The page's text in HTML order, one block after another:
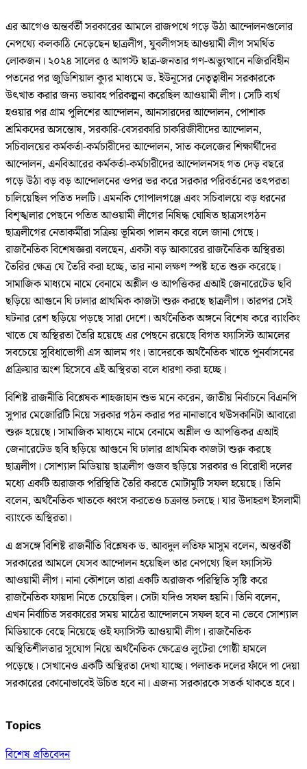
এর আগেও অন্তর্বর্তী সরকারের আমলে রাজপথে গড়ে উঠা আন্দোলনগুলোর
নেপথ্যে কলকাঠি নেড়েছেন ছাত্রলীগ, যুবলীগসহ আওয়ামী লীগ সমর্থিত
লোকজন। ২০২৪ সালের ৫ আগস্ট ছাত্র-জনতার গণ-অভ্যুত্থানে নজিরবিহীন
পতনের পর জুডিশিয়াল ক্যুর মাধ্যমে ড. ইউনূসের নেতৃত্বাধীন সরকারকে
উৎখাত করার জন্য ভয়াবহ পরিকল্পনা করেছিল আওয়ামী লীগ। সেটি ব্যর্থ
হওয়ার পর গ্রাম পুলিশের আন্দোলন, আনসারদের আন্দোলন, পোশাক
শ্রমিকদের অসন্তোষ, সরকারি-বেসরকারি চাকরিজীবীদের আন্দোলন,
সচিবালয়ের কর্মকর্তা-কর্মচারীদের আন্দোলন, সাত কলেজের শিক্ষার্থীদের
আন্দোলন, এনবিআরের কর্মকর্তা-কর্মচারীদের আন্দোলনসহ গত দেড় বছরে
গড়ে উঠা বড় বড় আন্দোলনের ওপর ভর করে সরকার পরিবর্তনের তৎপরতা
চালিয়েছিল পতিত দলটি। এমনকি গোপালগঞ্জে এবং সচিবালয়ে বড় ধরনের
বিশৃঙ্খলার পেছনে পতিত আওয়ামী লীগের নিষিদ্ধ ঘোষিত ছাত্রসংগঠন
ছাত্রলীগের নেতাকর্মীরা সক্রিয় ভূমিকা পালন করে বলে জানা গেছে।
রাজনৈতিক বিশেষজ্ঞরা বলছেন, একটা বড় আকারের রাজনৈতিক অস্থিরতা
তৈরির ক্ষেত্র যে তৈরি করা হচ্ছে, তার নানা লক্ষণ স্পষ্ট হতে শুরু করেছে।
সামাজিক মাধ্যমে নামে বেনামে অশ্লীল ও আপত্তিকর এআই জেনারেটেড ছবি
ছড়িয়ে আগুনে ঘি ঢালার প্রাথমিক কাজটা শুরু করছে ছাত্রলীগ। তারপর সেই
ঘটনার রেশ ছড়িয়ে পড়ছে সারা দেশে। অর্থনৈতিক অঙ্গনে বিশেষ করে ব্যাংকিং
খাতে যে অস্থিরতা তৈরি হয়েছে এর পেছনে রয়েছে বিগত ফ্যাসিস্ট আমলের
সবচেয়ে সুবিধাভোগী এস আলম গং। তাদেরকে অর্থনৈতিক খাতে পুনর্বাসনের
প্রক্রিয়ার অংশ হিসেবে এই অস্থিরতা বলে ধারণা করা হচ্ছে।
বিশিষ্ট রাজনীতি বিশ্লেষক শাহজাহান শুভ মনে করেন, জাতীয় নির্বাচনে বিএনপি
সুপার মেজোরিটি নিয়ে সরকার গঠন করার পর নানাভাবে থউসকানিটা আবারো
শুরু হয়েছে। সামাজিক মাধ্যমে নামে বেনামে অশ্লীল ও আপত্তিকর এআই
জেনারেটেড ছবি ছড়িয়ে আগুনে ঘি ঢালার প্রাথমিক কাজটা শুরু করছে
ছাত্রলীগ। সোশ্যাল মিডিয়ায় ছাত্রলীগ গুজব ছড়িয়ে সরকার ও বিরোধী দলের
মধ্যে একটি অরাজক পরিস্থিতি তৈরি করতে মোটামুটি সফল হয়েছে। তিনি
বলেন, অর্থনৈতিক খাতকে ধ্বংস করতেও চক্রান্ত চলছে। যার উদাহরণ ইসলামী
ব্যাংকে অস্থিরতা।
এ প্রসঙ্গে বিশিষ্ট রাজনীতি বিশ্লেষক ড. আবদুল লতিফ মাসুম বলেন, অন্তর্বর্তী
সরকারের আমলে যেসব আন্দোলন হয়েছিল তার নেপথ্যে ছিল ফ্যাসিস্ট
আওয়ামী লীগ। নানা কৌশলে তারা একটি অরাজক পরিস্থিতি সৃষ্টি করে
রাজনৈতিক ফায়দা নিতে চেয়েছিল। সেটা যদিও সফল হয়নি। তিনি বলেন,
এখন নির্বাচিত সরকারের সময় মাঠের আন্দোলনে সফল হবে না ভেবে সোশ্যাল
মিডিয়াকে বেছে নিয়েছে ওই ফ্যাসিস্ট আওয়ামী লীগ। রাজনৈতিক
অস্থিতিশীলতার সুযোগ নিয়ে অর্থনৈতিক ক্ষেত্রেও লুটেরা গোষ্ঠী হামলে
পড়েছে। সেখানেও একটি অস্থিরতা দেখা যাচ্ছে। পলাতক দলের ফাঁদে পা দেয়া
সরকারের কোনোভাবেই উচিত হবে না। এজন্য সরকারকে সতর্ক থাকতে হবে।
Topics
বিশেষ প্রতিবেদন